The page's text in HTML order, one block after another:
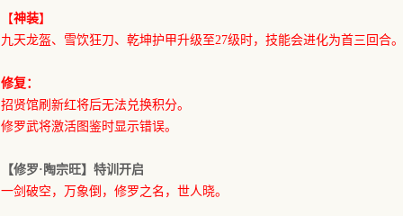
【神装】
九天龙盔、雪饮狂刀、乾坤护甲升级至27级时，技能会进化为首三回合。
修复：
招贤馆刷新红将后无法兑换积分。
修罗武将激活图鉴时显示错误。
【修罗· 陶宗旺】特训开启
一剑破空，万象倒，修罗之名，世人晓。